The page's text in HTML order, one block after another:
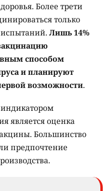
Более трети
только
Лишь 14%
способом
и планируют
возможности.
является оценка
Большинство
предпочтение